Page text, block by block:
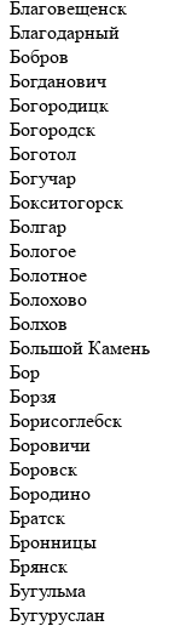
Благовещенск
Благодарный
Бобров
Богданович
Богородицк
Богородск
Боготол
Богучар
Бокситогорск
Болгар
Бологое
Болотное
Болохово
Болхов
Большой Камень
Бор
Борзя
Борисоглебск
Боровичи
Боровск
Бородино
Братск
Бронницы
Брянск
Бугульма
Бугуруслан